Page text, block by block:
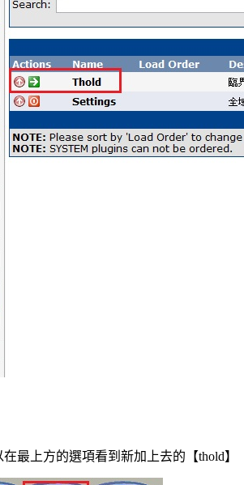
最上方的選項看到新加上去的【thold】